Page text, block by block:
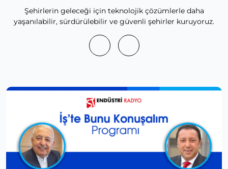
Şehirlerin geleceği için teknolojik çözümlerle daha
yaşanılabilir, sürdürülebilir ve güvenli şehirler kuruyoruz.